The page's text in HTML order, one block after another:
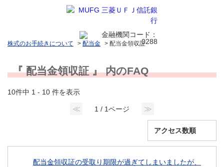
株式のお手続きについて > 配当金 > 配当金領収証
『 配当金領収証 』 内のFAQ
10件中 1 - 10 件を表示
≪ 1 / 1ページ ≫
配当金領収証の受取り期限が過ぎてしまいましたが、